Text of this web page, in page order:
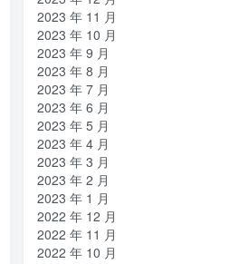
2023 年 11 月
2023 年 10 月
2023 年 9 月
2023 年 8 月
2023 年 7 月
2023 年 6 月
2023 年 5 月
2023 年 4 月
2023 年 3 月
2023 年 2 月
2023 年 1 月
2022 年 12 月
2022 年 11 月
2022 年 10 月